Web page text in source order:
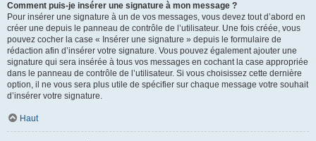
Comment puis-je insérer une signature à mon message ?
Pour insérer une signature à un de vos messages, vous devez tout d’abord en
créer une depuis le panneau de contrôle de l’utilisateur. Une fois créée, vous
pouvez cocher la case « Insérer une signature » depuis le formulaire de
rédaction afin d’insérer votre signature. Vous pouvez également ajouter une
signature qui sera insérée à tous vos messages en cochant la case appropriée
dans le panneau de contrôle de l’utilisateur. Si vous choisissez cette dernière
option, il ne vous sera plus utile de spécifier sur chaque message votre souhait
d’insérer votre signature.
Haut